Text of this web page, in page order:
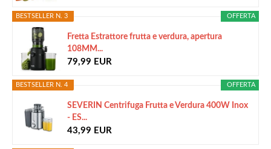
OFFERTA
BESTSELLER N. 3
Fretta Estrattore frutta e verdura, apertura
108MM...
79,99 EUR
OFFERTA
BESTSELLER N. 4
SEVERIN Centrifuga Frutta e Verdura 400W Inox
- ES...
43,99 EUR